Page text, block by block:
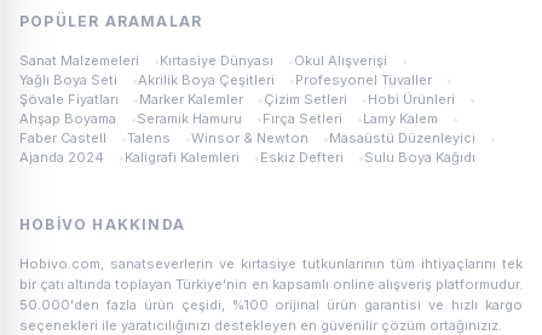
POPÜLER ARAMALAR
Sanat Malzemeleri •Kırtasiye Dünyası •Okul Alışverişi
•
Yağlı Boya Seti
•Akrilik Boya Çeşitleri •Profesyonel Tuvaller
•
Şövale Fiyatları
•Marker Kalemler •Çizim Setleri •Hobi Ürünleri
•
Ahşap Boyama
•Seramik Hamuru •Fırça Setleri •Lamy Kalem
•
Faber Castell
•Talens •Winsor & Newton •Masaüstü Düzenleyici
•
Ajanda 2024
•Kaligrafi Kalemleri •Eskiz Defteri •Sulu Boya Kağıdı
HOBIVO HAKKINDA
Hobivo.com, sanatseverlerin ve kırtasiye tutkunlarının tüm ihtiyaçlarını tek
bir çatı altında toplayan Türkiye'nin en kapsamlı online alışveriş platformudur.
50.000'den fazla ürün çeşidi, %100 orijinal ürün garantisi ve hızlı kargo
seçenekleri ile yaratıcılığınızı destekleyen en güvenilir çözüm ortağınızız.